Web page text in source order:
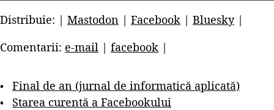
Distribuie: | Mastodon | Facebook | Bluesky|
Comentarii: e-mail | facebook |
Final de an (jurnal de informatică aplicată)
Starea curentă a Facebookului